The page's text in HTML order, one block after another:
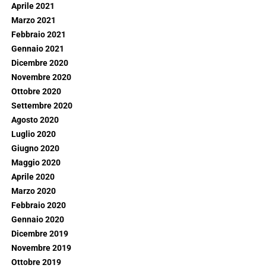
Aprile 2021
Marzo 2021
Febbraio 2021
Gennaio 2021
Dicembre 2020
Novembre 2020
Ottobre 2020
Settembre 2020
Agosto 2020
Luglio 2020
Giugno 2020
Maggio 2020
Aprile 2020
Marzo 2020
Febbraio 2020
Gennaio 2020
Dicembre 2019
Novembre 2019
Ottobre 2019